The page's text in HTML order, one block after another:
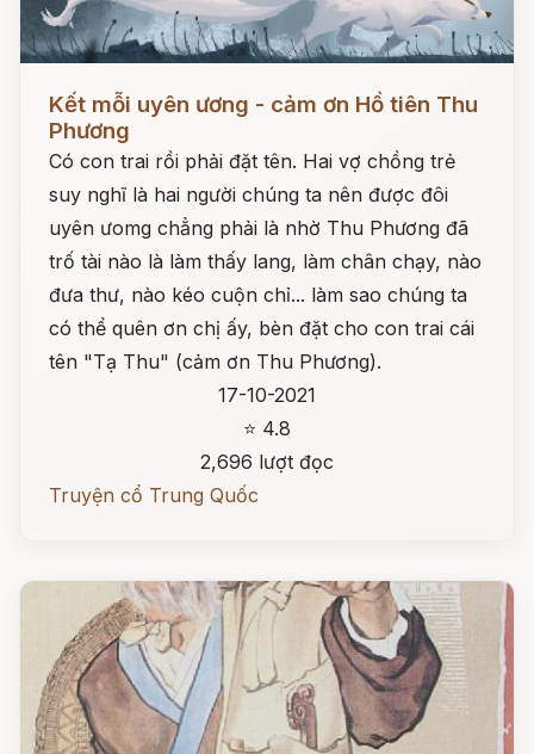
Đọc ngay
Kết mỗi uyên ương - cảm ơn Hồ tiên Thu
Phương
Có con trai rồi phải đặt tên. Hai vợ chồng trẻ
suy nghĩ là hai người chúng ta nên được đôi
uyên ưomg chẳng phải là nhờ Thu Phương đã
trố tài nào là làm thấy lang, làm chân chạy, nào
đưa thư, nào kéo cuộn chỉ... làm sao chúng ta
có thể quên ơn chị ấy, bèn đặt cho con trai cái
tên "Tạ Thu" (cảm ơn Thu Phương).
17-10-2021
⭐ 4.8
2,696 lượt đọc
Truyện cổ Trung Quốc